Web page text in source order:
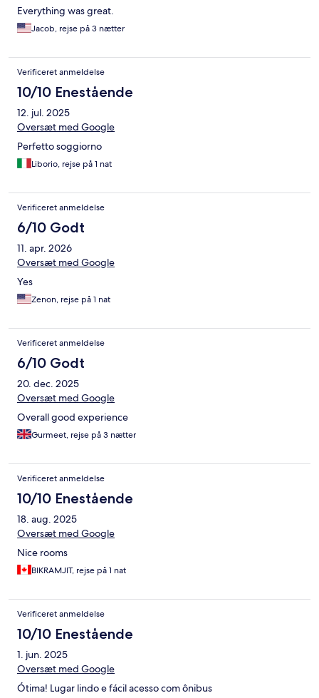
Everything was great.
Jacob, rejse på 3 nætter
Verificeret anmeldelse
10/10 Enestående
12. jul. 2025
Oversæt med Google
Perfetto soggiorno
Liborio, rejse på 1 nat
Verificeret anmeldelse
6/10 Godt
11. apr. 2026
Oversæt med Google
Yes
Zenon, rejse på 1 nat
Verificeret anmeldelse
6/10 Godt
20. dec. 2025
Oversæt med Google
Overall good experience
Gurmeet, rejse på 3 nætter
Verificeret anmeldelse
10/10 Enestående
18. aug. 2025
Oversæt med Google
Nice rooms
BIKRAMJIT, rejse på 1 nat
Verificeret anmeldelse
10/10 Enestående
1. jun. 2025
Oversæt med Google
Ótima! Lugar lindo e fácil acesso com ônibus